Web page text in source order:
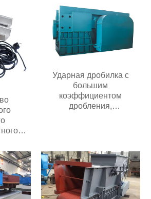
продуктов
Ударная дробилка с
большим
коэффициентом
дробления,
300 т/ч